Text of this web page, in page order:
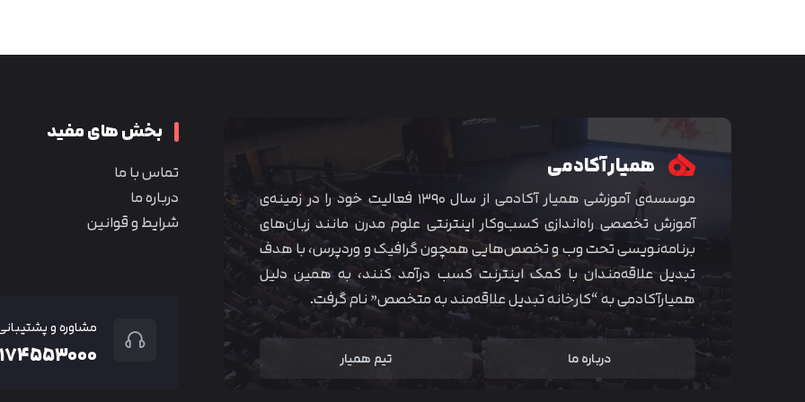
همیار آکادمی
موسسه‌ی آموزشی همیار آکادمی از سال ۱۳۹۰ فعالیت خود را در زمینه‌ی
آموزش تخصصی راه‌اندازی کسب‌و‌کار اینترنتی علوم مدرن مانند زبان‌های
برنامه‌نویسی تحت وب و تخصص‌هایی همچون گرافیک و وردپرس، با هدف
تبدیل علاقه‌مندان با کمک اینترنت کسب درآمد کنند، به همین دلیل
همیارآکادمی به “کارخانه تبدیل علاقه‌مند به متخصص” نام گرفت.
درباره ما تیم همیار
بخش های مفید
تماس با ما
درباره ما
شرایط و قوانین
مشاوره و
متوجه شدم